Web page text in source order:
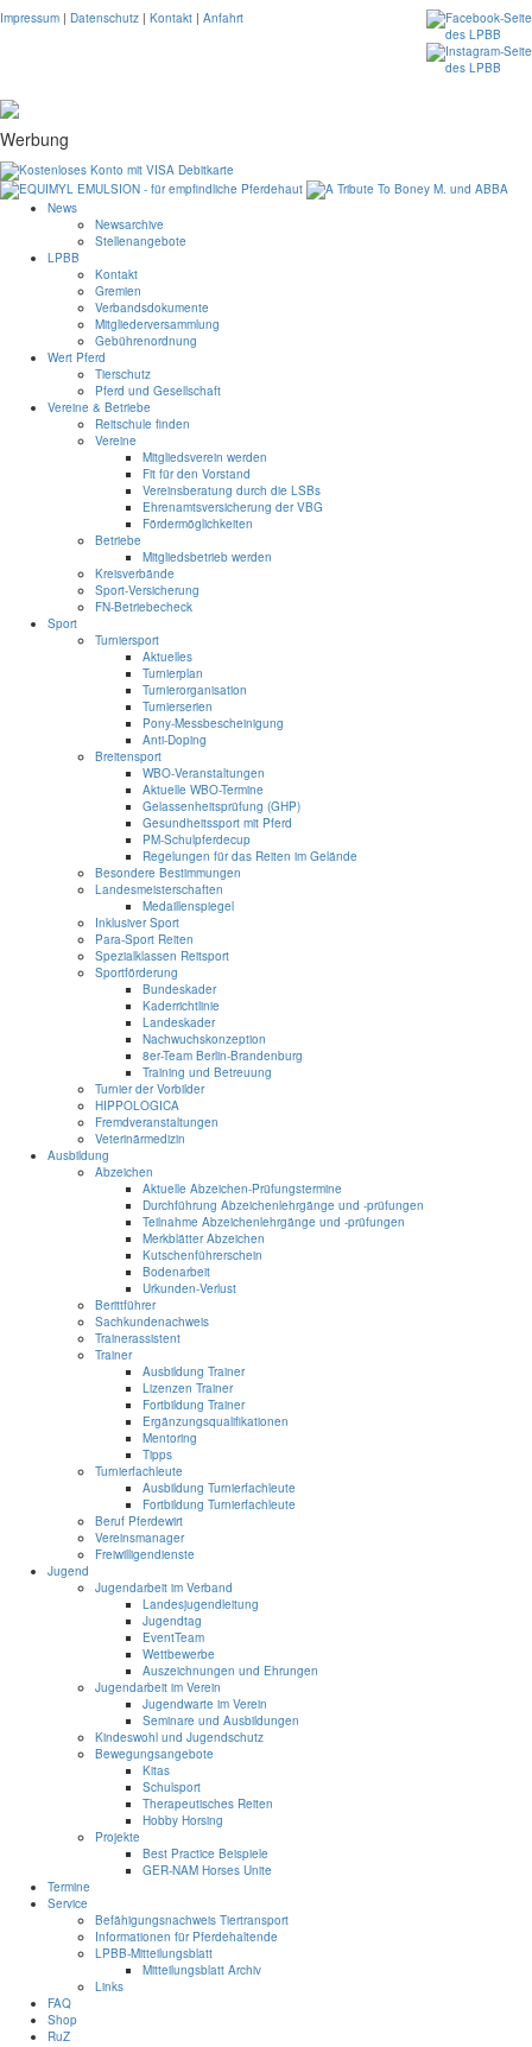
Impressum | Datenschutz | Kontakt | Anfahrt
Werbung
News
Newsarchive
Stellenangebote
LPBB
Kontakt
Gremien
Verbandsdokumente
Mitgliederversammlung
Gebührenordnung
Wert Pferd
Tierschutz
Pferd und Gesellschaft
Vereine & Betriebe
Reitschule finden
Vereine
Mitgliedsverein werden
Fit für den Vorstand
Vereinsberatung durch die LSBs
Ehrenamtsversicherung der VBG
Fördermöglichkeiten
Betriebe
Mitgliedsbetrieb werden
Kreisverbände
Sport-Versicherung
FN-Betriebecheck
Sport
Turniersport
Aktuelles
Turnierplan
Turnierorganisation
Turnierserien
Pony-Messbescheinigung
Anti-Doping
Breitensport
WBO-Veranstaltungen
Aktuelle WBO-Termine
Gelassenheitsprüfung (GHP)
Gesundheitssport mit Pferd
PM-Schulpferdecup
Regelungen für das Reiten im Gelände
Besondere Bestimmungen
Landesmeisterschaften
Medaillenspiegel
Inklusiver Sport
Para-Sport Reiten
Spezialklassen Reitsport
Sportförderung
Bundeskader
Kaderrichtlinie
Landeskader
Nachwuchskonzeption
8er-Team Berlin-Brandenburg
Training und Betreuung
Turnier der Vorbilder
HIPPOLOGICA
Fremdveranstaltungen
Veterinärmedizin
Ausbildung
Abzeichen
Aktuelle Abzeichen-Prüfungstermine
Durchführung Abzeichenlehrgänge und -prüfungen
Teilnahme Abzeichenlehrgänge und -prüfungen
Merkblätter Abzeichen
Kutschenführerschein
Bodenarbeit
Urkunden-Verlust
Berittführer
Sachkundenachweis
Trainerassistent
Trainer
Ausbildung Trainer
Lizenzen Trainer
Fortbildung Trainer
Ergänzungsqualifikationen
Mentoring
Tipps
Turnierfachleute
Ausbildung Turnierfachleute
Fortbildung Turnierfachleute
Beruf Pferdewirt
Vereinsmanager
Freiwilligendienste
Jugend
Jugendarbeit im Verband
Landesjugendleitung
Jugendtag
EventTeam
Wettbewerbe
Auszeichnungen und Ehrungen
Jugendarbeit im Verein
Jugendwarte im Verein
Seminare und Ausbildungen
Kindeswohl und Jugendschutz
Bewegungsangebote
Kitas
Schulsport
Therapeutisches Reiten
Hobby Horsing
Projekte
Best Practice Beispiele
GER-NAM Horses Unite
Termine
Service
Befähigungsnachweis Tiertransport
Informationen für Pferdehaltende
LPBB-Mitteilungsblatt
Mitteilungsblatt Archiv
Links
FAQ
Shop
RuZ